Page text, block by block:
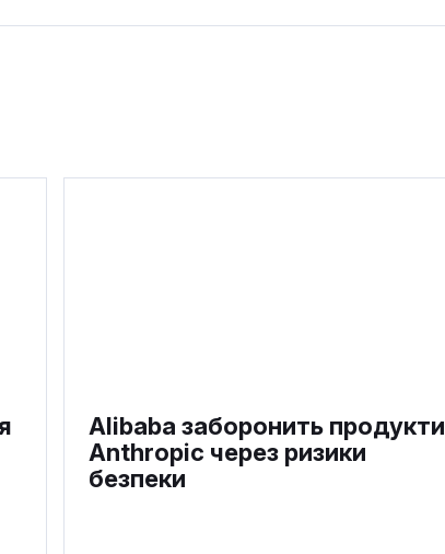
Alibaba заборонить продукти
Anthropic через ризики
безпеки